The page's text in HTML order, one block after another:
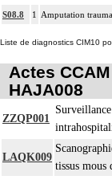
S08.8 1 Amputation
Liste de diagnostics CIM10
Actes
HAJA008
ZZQP001
LAQK009
tissus mous